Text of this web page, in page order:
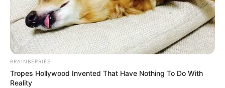
BRAINBERRIES
Tropes Hollywood Invented That Have Nothing To Do With
Reality